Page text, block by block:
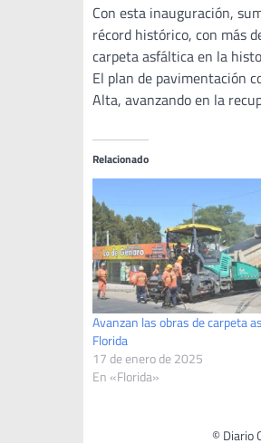
Con esta inauguración,
récord histórico, con más
carpeta asfáltica en la
El plan de pavimentación
Alta, avanzando en la
Relacionado
Avanzan las obras de carpeta
Florida
17 de enero de 2025
En «Florida»